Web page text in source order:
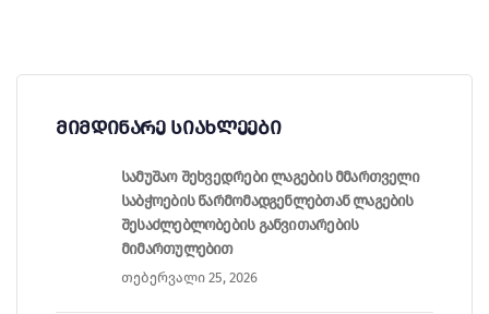
მიმდინარე სიახლეები
სამუშაო შეხვედრები ლაგების მმართველი
საბჭოების წარმომადგენლებთან ლაგების
შესაძლებლობების განვითარების
მიმართულებით
თებერვალი 25, 2026